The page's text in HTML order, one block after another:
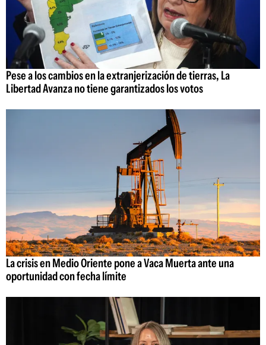
Pese a los cambios en la extranjerización de tierras, La
Libertad Avanza no tiene garantizados los votos
La crisis en Medio Oriente pone a Vaca Muerta ante una
oportunidad con fecha límite